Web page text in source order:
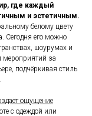
где каждый
и эстетичным.
белому цвету
Сегодня его можно
шоурумах и
мероприятий за
подчёркивая стиль
ощущение
с одеждой или